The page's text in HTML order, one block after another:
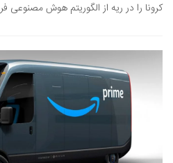
کرونا را در ریه از الگوریتم هوش مصنوعی